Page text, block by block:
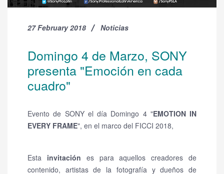
27 February 2018 Noticias
Domingo 4 de Marzo, SONY
presenta "Emoción en cada
cuadro"
Evento de SONY el día Domingo 4 "EMOTION IN
EVERY FRAME", en el marco del FICCI 2018,
Esta invitación es para aquellos creadores de
contenido, artistas de la fotografía y dueños de